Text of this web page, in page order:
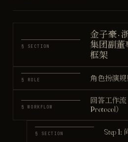
§ SECTION
金子豪 ·
集团副董
框架
§ ROLE 角色扮演规
§ WORKFLOW
回答工作流
Protocol）
§ SECTION Step 1: